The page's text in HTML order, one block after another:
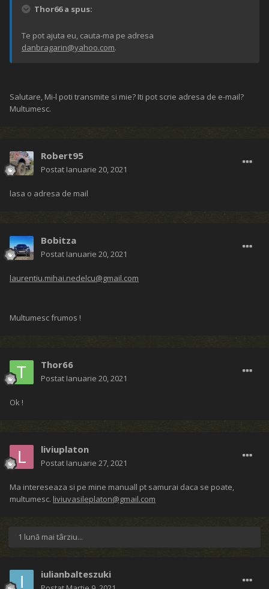
Thor66 a spus:
Te pot ajuta eu, cauta-ma pe adresa
danbragarin@yahoo.com.
Salutare, Mi-l poti transmite si mie? Iti pot scrie adresa de e-mail?
Multumesc.
Robert95
Postat Ianuarie 20, 2021
lasa o adresa de mail
Bobitza
Postat Ianuarie 20, 2021
laurentiu.mihai.nedelcu@gmail.com
Multumesc frumos !
Thor66
Postat Ianuarie 20, 2021
Ok !
liviuplaton
Postat Ianuarie 27, 2021
Ma intereseaza si pe mine manuall pt samurai daca se poate,
multumesc. liviuvasileplaton@gmail.com
1 lună mai târziu...
iulianbalteszuki